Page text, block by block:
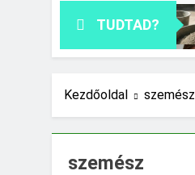
TUDTAD?
Kezdőoldal szemész
szemész